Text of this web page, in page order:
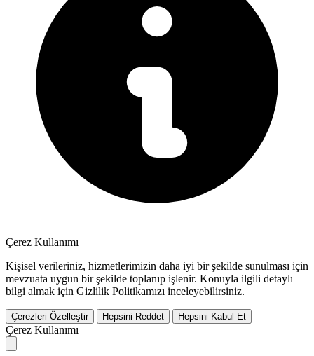
Çerez Kullanımı
Kişisel verileriniz, hizmetlerimizin daha iyi bir şekilde sunulması için
mevzuata uygun bir şekilde toplanıp işlenir. Konuyla ilgili detaylı
bilgi almak için Gizlilik Politikamızı inceleyebilirsiniz.
Çerezleri Özelleştir Hepsini Reddet Hepsini Kabul Et
Çerez Kullanımı